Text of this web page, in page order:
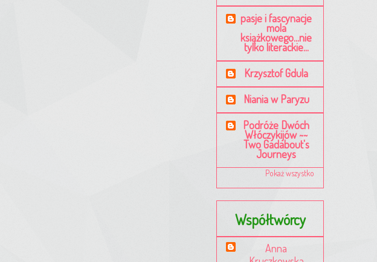
pasje i fascynacje
mola
książkowego...nie
tylko literackie...
Krzysztof Gdula
Niania w Paryzu
Podróże Dwóch
Włóczykijów ~~
Two Gadabout's
Journeys
Pokaż wszystko
Współtwórcy
Anna